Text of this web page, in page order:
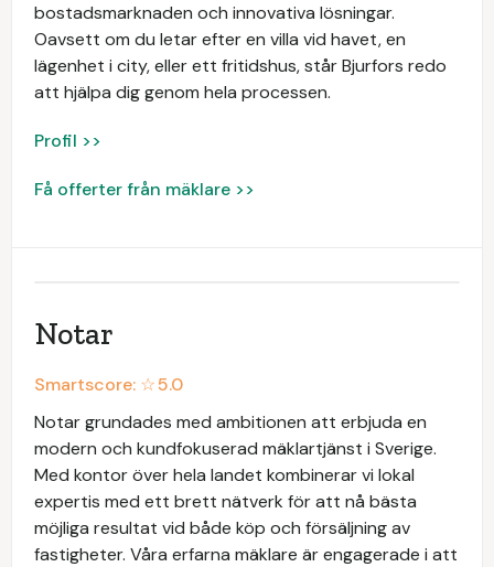
bostadsmarknaden och innovativa lösningar.
Oavsett om du letar efter en villa vid havet, en
lägenhet i city, eller ett fritidshus, står Bjurfors redo
att hjälpa dig genom hela processen.
Profil >>
Få offerter från mäklare >>
Notar
Smartscore: ☆5.0
Notar grundades med ambitionen att erbjuda en
modern och kundfokuserad mäklartjänst i Sverige.
Med kontor över hela landet kombinerar vi lokal
expertis med ett brett nätverk för att nå bästa
möjliga resultat vid både köp och försäljning av
fastigheter. Våra erfarna mäklare är engagerade i att